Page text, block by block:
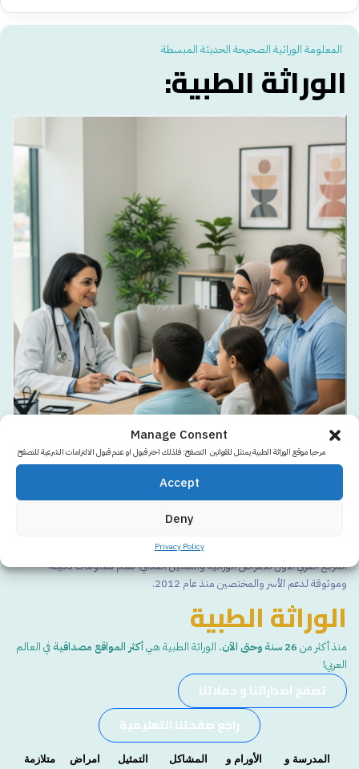
Manage Consent
مرحبا موقع الوراثة الطبية يمتثل للقوانين التصفح: فلذلك اختر قبول او عدم قبول الالتزامات الشرعية للتصفح
Accept
Deny
Privacy Policy
المعلومة الوراثية الصحيحة الحديثة المبسطة
الوراثة الطبية:
سنة من العطاء
المرجع العربي الأول للأمراض الوراثية والتمثيل الغذائي. نقدم معلومات دقيقة
وموثوقة لدعم الأسر والمختصين منذ عام 2012.
الوراثة الطبية
منذ أكثر من 26 سنة وحتى الآن. الوراثة الطبية هيأكثر المواقع مصداقية في العالم
العربي!
تصفح اصداراتنا و حملاتنا
راجع صفحتنا التعليمية
المدرسة و
الأورام و
المشاكل
التمثيل
امراض
متلازمة